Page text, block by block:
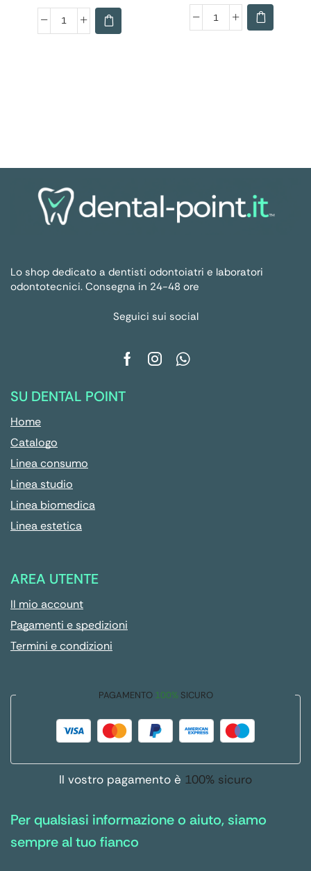
Lo shop dedicato a dentisti odontoiatri e laboratori
odontotecnici. Consegna in 24-48 ore
Seguici sui social
SU DENTAL POINT
Home
Catalogo
Linea consumo
Linea studio
Linea biomedica
Linea estetica
AREA UTENTE
Il mio account
Pagamenti e spedizioni
Termini e condizioni
PAGAMENTO 100% SICURO
Il vostro pagamento è 100% sicuro
Per qualsiasi informazione o aiuto, siamo
sempre al tuo fianco